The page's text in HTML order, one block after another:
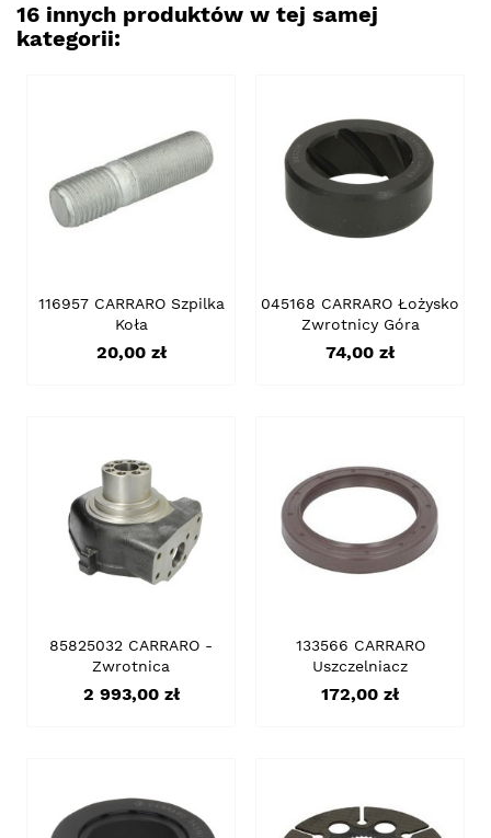
16 innych produktów w tej samej
kategorii:
116957 CARRARO Szpilka
Koła
Cena
20,00 zł
045168 CARRARO Łożysko
Zwrotnicy Góra
Cena
74,00 zł
85825032 CARRARO -
Zwrotnica
Cena
2 993,00 zł
133566 CARRARO
Uszczelniacz
Cena
172,00 zł